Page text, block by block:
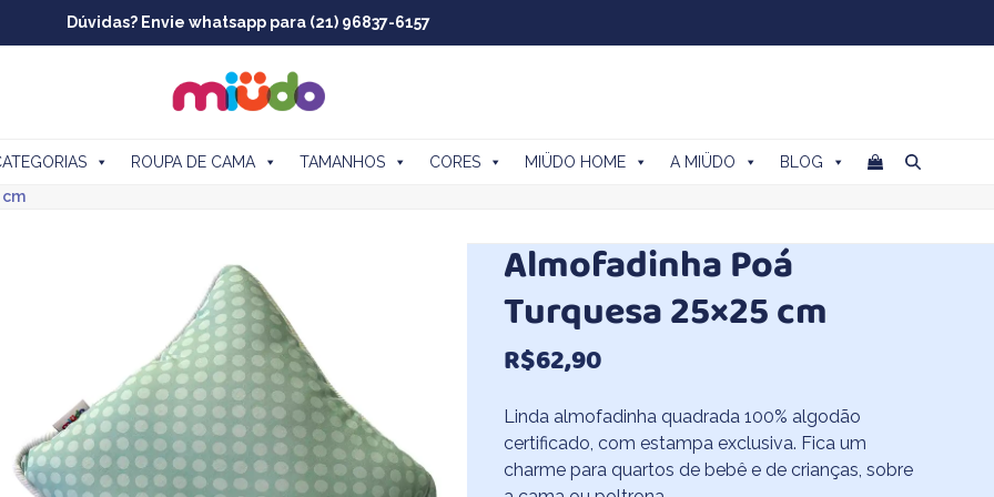
Dúvidas? Envie whatsapp para (21) 96837-6157
ROUPA DE CAMA TAMANHOS CORES MIÜDO HOME A MIÜDO
BLOG
cm
Almofadinha Poá
Turquesa 25×25 cm
R$62,90
Linda almofadinha quadrada 100% algodão
certificado, com estampa exclusiva. Fica um
charme para quartos de bebê e de crianças, sobre